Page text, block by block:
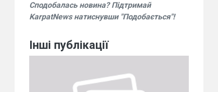
Сподобалась новина? Підтримай
KarpatNews натиснувши "Подобається"!
Інші публікації